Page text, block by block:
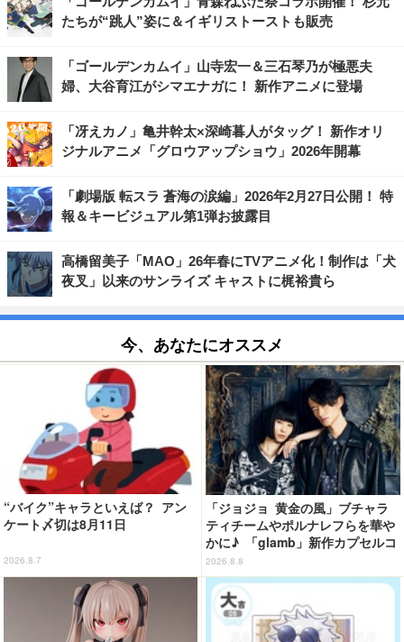
たちが“跳人”姿に＆イギリストーストも販売
「ゴールデンカムイ」山寺宏一＆三石琴乃が極悪夫
婦、大谷育江がシマエナガに！ 新作アニメに登場
「冴えカノ」亀井幹太×深崎暮人がタッグ！ 新作オリ
ジナルアニメ「グロウアップショウ」2026年開幕
「劇場版 転スラ 蒼海の涙編」2026年2月27日公開！ 特
報＆キービジュアル第1弾お披露目
高橋留美子「MAO」26年春にTVアニメ化！制作は「犬
夜叉」以来のサンライズ キャストに梶裕貴ら
今、あなたにオススメ
“バイク”キャラといえば？ アン
ケート〆切は8月11日
2026.8.7
「ジョジョ 黄金の風」ブチャラ
ティチームやポルナレフらを華や
かに♪ 「glamb」新作カプセルコ
レクション登場
2026.8.8